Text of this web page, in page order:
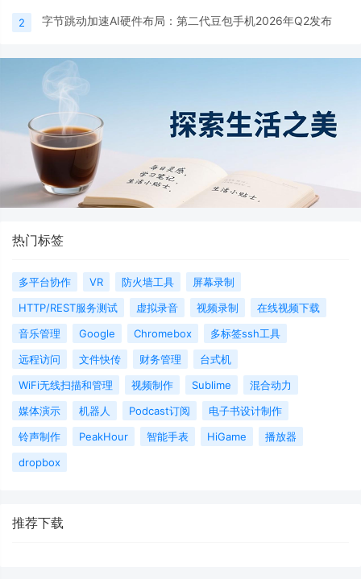
2 字节跳动加速AI硬件布局：第二代豆包手机2026年Q2发布
热门标签
多平台协作 VR 防火墙工具
屏幕录制
HTTP/REST服务测试
虚拟录音 视频录制
在线视频下载
音乐管理
Google Chromebox
多标签ssh工具
远程访问
文件快传 财务管理
台式机
WiFi无线扫描和管理
视频制作 Sublime
混合动力
媒体演示
机器人 Podcast订阅
电子书设计制作
铃声制作
PeakHour 智能手表 HiGame
播放器
dropbox
推荐下载